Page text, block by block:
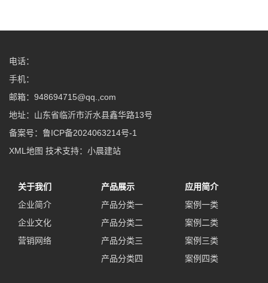
电话：
手机：
邮箱：948694715@qq.,com
地址：山东省临沂市沂水县鑫华路13号
备案号： 鲁ICP备2024063214号-1
XML地图 技术支持： 小晨建站
关于我们
企业简介
企业文化
营销网络
产品展示
产品分类一
产品分类二
产品分类三
产品分类四
应用简介
案例一类
案例二类
案例三类
案例四类